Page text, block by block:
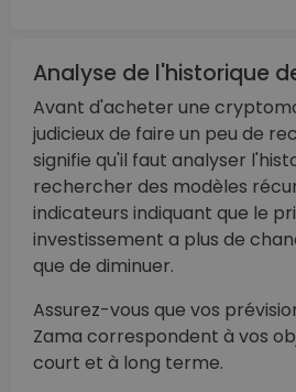
Analyse de l'historique
Avant d'acheter une
judicieux de faire un peu de
signifie qu'il faut analyser
rechercher des modèles
indicateurs indiquant que le
investissement a plus de
que de diminuer.
Assurez-vous que vos
Zama correspondent à vos
court et à long terme.